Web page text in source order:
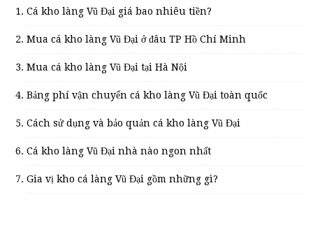
Cá kho làng Vũ Đại giá bao nhiêu tiền?
Mua cá kho làng Vũ Đại ở đâu TP Hồ Chí Minh
Mua cá kho làng Vũ Đại tại Hà Nội
Bảng phí vận chuyển cá kho làng Vũ Đại toàn quốc
Cách sử dụng và bảo quản cá kho làng Vũ Đại
Cá kho làng Vũ Đại nhà nào ngon nhất
Gia vị kho cá làng Vũ Đại gồm những gì?